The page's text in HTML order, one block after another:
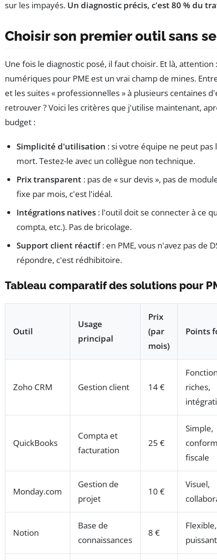
sur les impayés. Un diagnostic précis, c'est 80 % du
Choisir son premier outil sans
Une fois le diagnostic posé, il faut choisir. Et là,
numériques pour PME est un vrai champ de mines.
et les suites « professionnelles » à plusieurs centaines
retrouver ? Voici les critères que j'utilise maintenant,
budget :
Simplicité d'utilisation : si votre équipe ne peut
mort. Testez-le avec un collègue non technique.
Prix transparent : pas de « sur devis », pas de
fixe par mois, c'est l'idéal.
Intégrations natives : l'outil doit se connecter à ce
compta, etc.). Pas de bricolage.
Support client réactif: en PME, vous n'avez pas de
répondre, c'est rédhibitoire.
Tableau comparatif des solutions pour
Outil
Usage
principal
Prix
(par
mois)
Points
Zoho CRM Gestion client 14 €
riches,
QuickBooks
Compta et
facturation
25 €
Simple,
fiscale
Monday.com
Gestion de
projet
10 €
Visuel,
Notion
Base de
connaissances
8 €
Flexible,
puissant